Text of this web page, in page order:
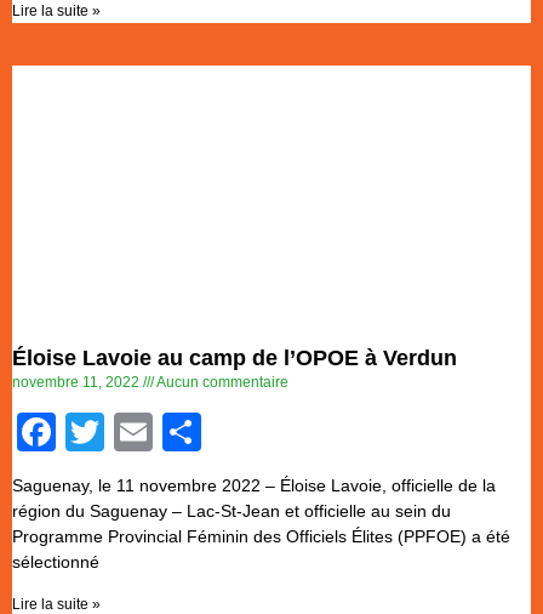
Lire la suite »
Éloise Lavoie au camp de l’OPOE à Verdun
novembre 11, 2022 Aucun commentaire
Facebook
Twitter
Email
Saguenay, le 11 novembre 2022 – Éloise Lavoie, officielle de la
région du Saguenay – Lac-St-Jean et officielle au sein du
Programme Provincial Féminin des Officiels Élites (PPFOE) a été
sélectionné
Lire la suite »